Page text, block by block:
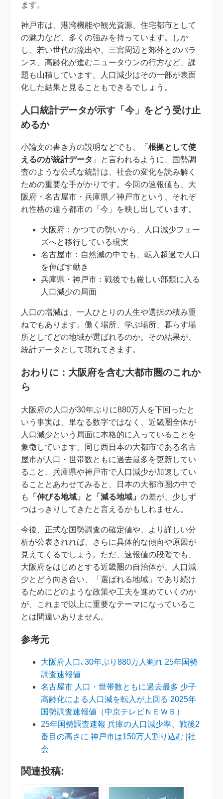
ます。
神戸市は、港湾機能や観光資源、住宅都市として
の魅力など、多くの強みを持っています。しか
し、若い世代の流出や、三宮周辺と郊外とのバラ
ンス、高齢化が進むニュータウンの行方など、課
題も山積しています。人口減少はその一部が表面
化した結果と見ることもできるでしょう。
人口統計データが示す「今」をどう受け止
めるか
小論文の書き方の説明などでも、「根拠として使
えるのが統計データ 」と言われるように、国勢調
査のような公式な統計は、社会の変化を読み解く
ための重要な手がかりです。今回の速報値も、大
阪府・名古屋市・兵庫県／神戸市という、それぞ
れ性格の違う都市の「今」を映し出しています。
大阪府：かつての勢いから、人口減少フェー
ズへと移行している現実
名古屋市：自然減の中でも、転入超過で人口
を伸ばす動き
兵庫県・神戸市：戦後でも厳しい部類に入る
人口減少の局面
人口の増減は、一人ひとりの人生や選択の積み重
ねでもあります。働く場所、学ぶ場所、暮らす場
所としてどの地域が選ばれるのか。その結果が、
統計データとして現れてきます。
おわりに：大阪府を含む大都市圏のこれか
ら
大阪府の人口が30年ぶりに880万人を下回ったと
いう事実は、単なる数字ではなく、近畿圏全体が
人口減少という局面に本格的に入っていることを
象徴しています。同じ西日本の大都市である名古
屋市が人口・世帯数ともに過去最多を更新してい
ること、兵庫県や神戸市で人口減少が加速してい
ることとあわせてみると、日本の大都市圏の中で
も
「伸びる地域」と「減る地域」の差が、少しず
つはっきりしてきたと言えるかもしれません。
今後、正式な国勢調査の確定値や、より詳しい分
析が公表されれば、さらに具体的な傾向や原因が
見えてくるでしょう。ただ、速報値の段階でも、
大阪府をはじめとする近畿圏の自治体が、人口減
少とどう向き合い、「選ばれる地域」であり続け
るためにどのような政策や工夫を進めていくのか
が、これまで以上に重要なテーマになっているこ
とは間違いありません。
参考元
大阪府人口､30年ぶり880万人割れ 25年国勢
調査速報値
名古屋市 人口・世帯数ともに過去最多 少子
高齢化による人口減を転入が上回る 2025年
国勢調査速報値（中京テレビＮＥＷＳ）
25年国勢調査速報 兵庫の人口減少率、戦後2
番目の高さに 神戸市は150万人割り込む |社
会
関連投稿: